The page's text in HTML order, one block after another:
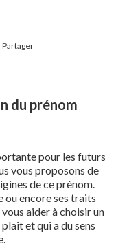
Partager
du prénom
pour les futurs
vous proposons de
de ce prénom.
ou encore ses traits
aider à choisir un
et qui a du sens